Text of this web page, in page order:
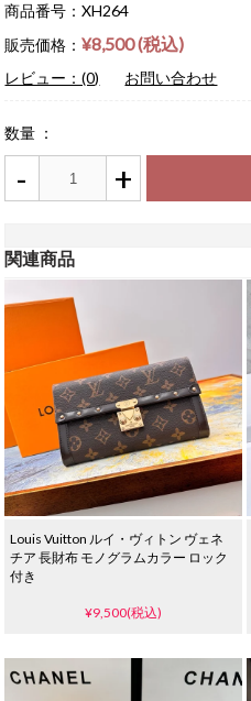
商品番号：XH264
販売価格：¥8,500 (税込)
レビュー：(0) お問い合わせ
数量 ：
- +
関連商品
Louis Vuitton ルイ・ヴィトン ヴェネ
チア 長財布 モノグラムカラー ロック
付き
¥9,500(税込)